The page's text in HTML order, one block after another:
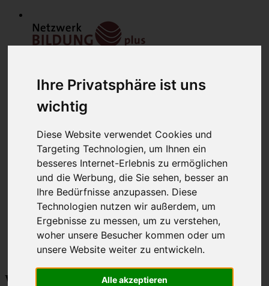
Ihre Privatsphäre ist uns
wichtig
Diese Website verwendet Cookies und
Targeting Technologien, um Ihnen ein
besseres Internet-Erlebnis zu ermöglichen
und die Werbung, die Sie sehen, besser an
Ihre Bedürfnisse anzupassen. Diese
Technologien nutzen wir außerdem, um
Ergebnisse zu messen, um zu verstehen,
woher unsere Besucher kommen oder um
unsere Website weiter zu entwickeln.
Alle akzeptieren
Home
Modulfinder
Veranstaltungen
Netzwerk
Bildungsanbieter
Mitglieder
Mitglied werden
Werbung schalten
über uns
Lounge
Weiterbildungen im Gesundheitswesen